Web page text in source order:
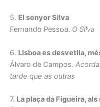
5. El senyor Silva
Fernando Pessoa. O Silva
6. Lisboa es desvetlla,
Álvaro de Campos.
tarde que as outras
7. La plaça da Figueira,